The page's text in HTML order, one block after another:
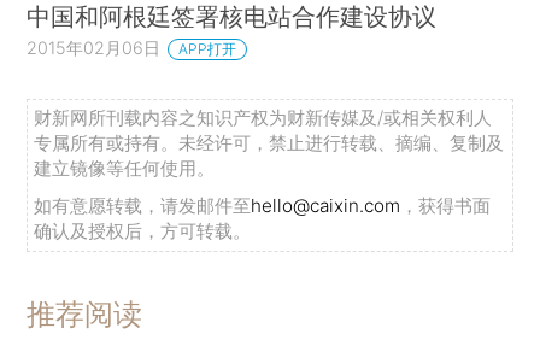
中国和阿根廷签署核电站合作建设协议
2015年02月06日 APP打开
财新网所刊载内容之知识产权为财新传媒及/或相关权利人
专属所有或持有。未经许可，禁止进行转载、摘编、复制及
建立镜像等任何使用。
如有意愿转载，请发邮件至hello@caixin.com ，获得书面
确认及授权后，方可转载。
推荐阅读